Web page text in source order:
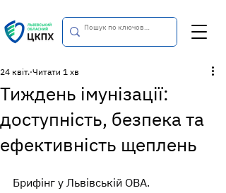
Тиждень імунізації:
доступність, безпека та
ефективність щеплень
24 квіт. Читати 1 хв
Брифінг у Львівській ОВА.